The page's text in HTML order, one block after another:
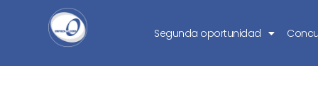
Segunda oportunidad